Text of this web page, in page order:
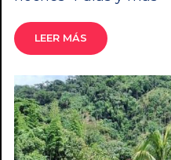
LEER MÁS